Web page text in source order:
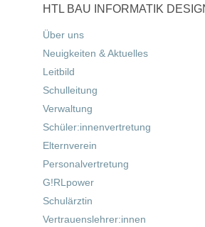
HTL BAU INFORMATIK
Über uns
Neuigkeiten & Aktuelles
Leitbild
Schulleitung
Verwaltung
Schüler:innenvertretung
Elternverein
Personalvertretung
G!RLpower
Schulärztin
Vertrauenslehrer:innen